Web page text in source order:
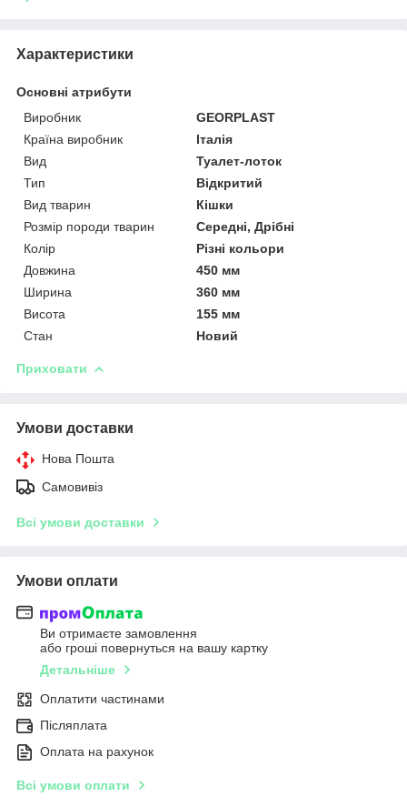
Характеристики
Основні атрибути
Виробник
GEORPLAST
Країна виробник
Італія
Вид
Туалет-лоток
Тип
Відкритий
Вид тварин
Кішки
Розмір породи тварин
Середні, Дрібні
Колір
Різні кольори
Довжина
450 мм
Ширина
360 мм
Висота
155 мм
Стан
Новий
Приховати
Умови доставки
Нова Пошта
Самовивіз
Всі умови доставки
Умови оплати
Ви отримаєте замовлення
або гроші повернуться на вашу картку
Детальніше
Оплатити частинами
Післяплата
Оплата на рахунок
Всі умови оплати